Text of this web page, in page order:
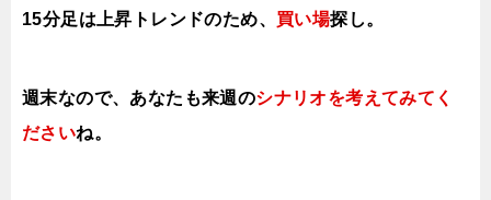
15分足は上昇トレンドのため、 買い場探し。
週末なので、あなたも来週のシナリオを考えてみてく
ださいね。